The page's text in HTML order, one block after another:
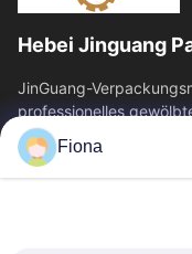
Hebei Jinguang
JinGuang-
professionelles
Verbindung stehende
Quicklinks
Fiona